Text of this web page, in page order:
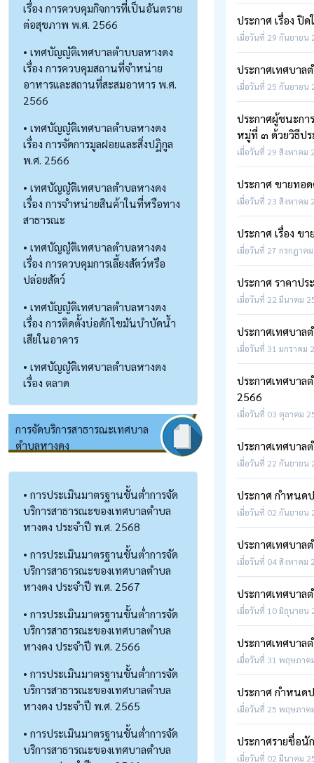
เรื่อง การควบคุมกิจการที่เป็นอันตราย
ต่อสุขภาพ พ.ศ. 2566
• เทศบัญญัติเทศบาลตำบบลหางดง
เรื่อง การควบคุมสถานที่จำหน่าย
อาหารและสถานที่สะสมอาหาร พ.ศ.
2566
• เทศบัญญัติเทศบาลตำบลหางดง
เรื่อง การจัดการมูลฝอยและสิ่งปฏิกูล
พ.ศ. 2566
• เทศบัญญัติเทศบาลตำบลหางดง
เรื่อง การจำหน่ายสินค้าในที่หรือทาง
สาธารณะ
• เทศบัญญัติเทศบาลตำบลหางดง
เรื่อง การควบคุมการเลี้ยงสัตว์หรือ
ปล่อยสัตว์
• เทศบัญญัติเทศบาลตำบลหางดง
เรื่อง การติดตั้งบ่อดักไขมันบำบัดน้ำ
เสียในอาคาร
• เทศบัญญัติเทศบาลตำบลหางดง
เรื่อง ตลาด
การจัดบริการสาธารณะเทศบาล
ตำบลหางดง
• การประเมินมาตรฐานขั้นต่ำการจัด
บริการสาธารณะของเทศบาลตำบล
หางดง ประจำปี พ.ศ. 2568
• การประเมินมาตรฐานขั้นต่ำการจัด
บริการสาธารณะของเทศบาลตำบล
หางดง ประจำปี พ.ศ. 2567
• การประเมินมาตรฐานขั้นต่ำการจัด
บริการสาธารณะของเทศบาลตำบล
หางดง ประจำปี พ.ศ. 2566
• การประเมินมาตรฐานขั้นต่ำการจัด
บริการสาธารณะของเทศบาลตำบล
หางดง ประจำปี พ.ศ. 2565
• การประเมินมาตรฐานขั้นต่ำการจัด
บริการสาธารณะของเทศบาลตำบล
ประกาศ เรื่อง ปิ
เมื่อวันที่ 29 กันยายน
ประกาศเทศบาล
เมื่อวันที่ 25 กันยายน
ประกาศผู้ชนะกา
หมู่ที่ ๓ ด้วยวิธีปร
เมื่อวันที่ 29 สิงหาคม
ประกาศ ขายทอ
เมื่อวันที่ 23 สิงหาคม
ประกาศ เรื่อง ข
เมื่อวันที่ 27 กรกฎาค
ประกาศ ราคาป
เมื่อวันที่ 22 มีนาคม
ประกาศเทศบาล
เมื่อวันที่ 31 มกราคม
ประกาศเทศบาล
2566
เมื่อวันที่ 03 ตุลาคม
ประกาศเทศบาล
เมื่อวันที่ 22 กันยายน
ประกาศ กำหนด
เมื่อวันที่ 02 กันยายน
ประกาศเทศบาล
เมื่อวันที่ 04 สิงหาคม
ประกาศเทศบาล
เมื่อวันที่ 10 มิถุนายน
ประกาศเทศบาล
เมื่อวันที่ 31 พฤษภาค
ประกาศ กำหนด
เมื่อวันที่ 25 พฤษภาค
ประกาศรายชื่อ
เมื่อวันที่ 02 มีนาคม